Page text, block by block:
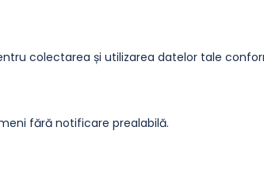
colectarea și utilizarea datelor tale
fără notificare prealabilă.